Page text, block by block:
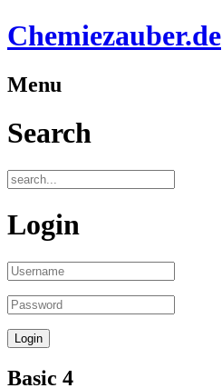
Chemiezauber.de
Menu
Search
Login
Basic 4